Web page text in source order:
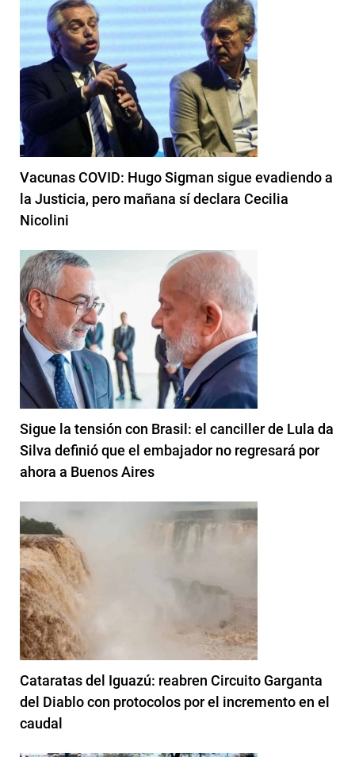
Vacunas COVID: Hugo Sigman sigue evadiendo a
la Justicia, pero mañana sí declara Cecilia
Nicolini
Sigue la tensión con Brasil: el canciller de Lula da
Silva definió que el embajador no regresará por
ahora a Buenos Aires
Cataratas del Iguazú: reabren Circuito Garganta
del Diablo con protocolos por el incremento en el
caudal